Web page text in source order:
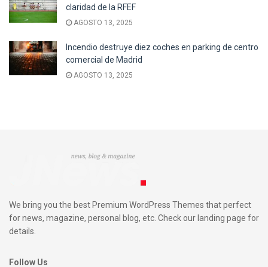
claridad de la RFEF
AGOSTO 13, 2025
Incendio destruye diez coches en parking de centro
comercial de Madrid
AGOSTO 13, 2025
We bring you the best Premium WordPress Themes that perfect
for news, magazine, personal blog, etc. Check our landing page for
details.
Follow Us